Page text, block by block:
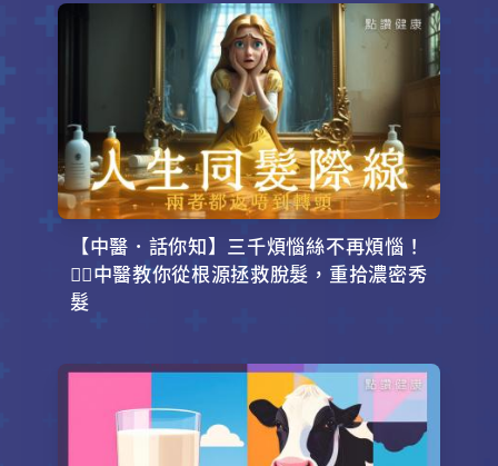
【中醫．話你知】三千煩惱絲不再煩惱！
💇‍♂️中醫教你從根源拯救脫髮，重拾濃密秀
髮